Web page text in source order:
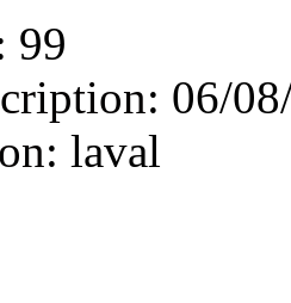
99
: 06/
: laval